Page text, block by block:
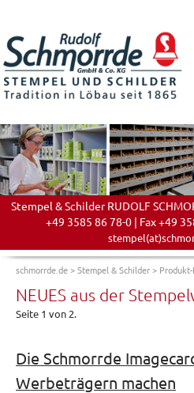
Stempel & Schilder RUDOLF
+49 3585 86 78-0 | Fax +49
schmorrde.de>Stempel & Schilder>
NEUES aus der
Seite 1 von 2.
Die Schmorrde
Werbeträgern machen